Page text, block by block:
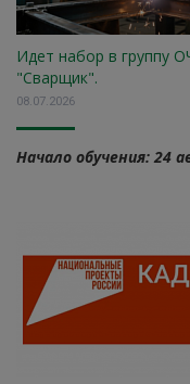
Идет набор в группу
"Сварщик".
08.07.2026
Начало обучения: 24